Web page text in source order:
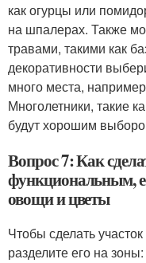
как огурцы или
на шпалерах. Также
травами, такими как
декоративности
много места,
Многолетники, такие
будут хорошим
Вопрос 7: Как
функциональным,
овощи и цветы
Чтобы сделать
разделите его на